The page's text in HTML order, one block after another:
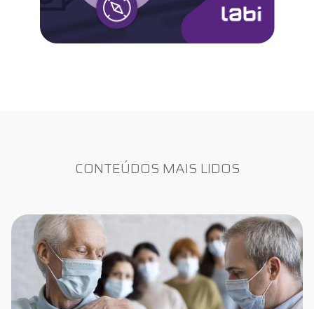
CONTEÚDOS MAIS LIDOS